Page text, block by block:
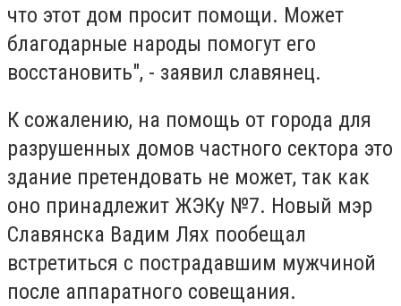
что этот дом просит помощи. Может
благодарные народы помогут его
восстановить", - заявил славянец.
К сожалению, на помощь от города для
разрушенных домов частного сектора это
здание претендовать не может, так как
оно принадлежит ЖЭКу №7. Новый мэр
Славянска Вадим Лях пообещал
встретиться с пострадавшим мужчиной
после аппаратного совещания.